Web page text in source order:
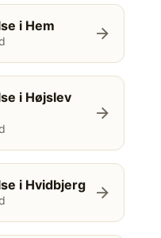
i Hem arrow_forward
i Højslev
arrow_forward
i Hvidbjerg arrow_forward